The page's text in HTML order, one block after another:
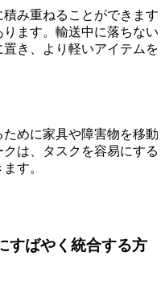
み重ねることができます
ます。輸送中に落ちない
き、より軽いアイテムを
めに家具や障害物を移動
は、タスクを容易にする
す。
すばやく統合する方